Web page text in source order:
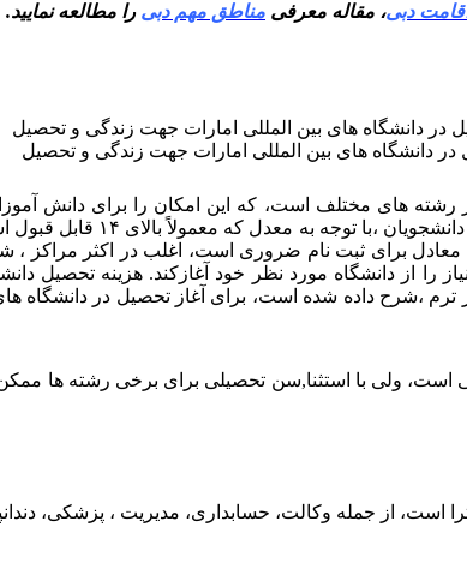
دبی، مقاله معرفی مناطق مهم دبی را مطالعه نمایید.
در دانشگاه های بین المللی امارات جهت زندگی و تحصیل
رشته های مختلف است، که این امکان را برای دانش
دانشگاهی ،به راحتی وارد
معادل برای ثبت نام ضروری است، اغلب در اکثر مراکز
از دانشگاه مورد نظر خود آغازکند. هزینه تحصیل
،شرح داده شده است، برای آغاز تحصیل در دانشگاه های
های امارات محدودیت سنی ندارند، و آغاز دوره دانشگاه از ۱۸ سالگی است، ولی با
است، از جمله وکالت، حسابداری، مدیریت ، پزشکی،